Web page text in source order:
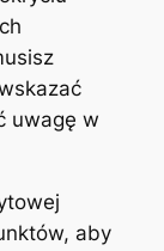
uwagę w
aby